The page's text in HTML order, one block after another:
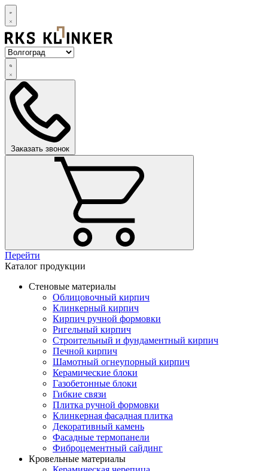
Заказать звонок
Перейти
Каталог продукции
Стеновые материалы
Облицовочный кирпич
Клинкерный кирпич
Кирпич ручной формовки
Ригельный кирпич
Строительный и фундаментный кирпич
Печной кирпич
Шамотный огнеупорный кирпич
Керамические блоки
Газобетонные блоки
Гибкие связи
Плитка ручной формовки
Клинкерная фасадная плитка
Декоративный камень
Фасадные термопанели
Фиброцементный сайдинг
Кровельные материалы